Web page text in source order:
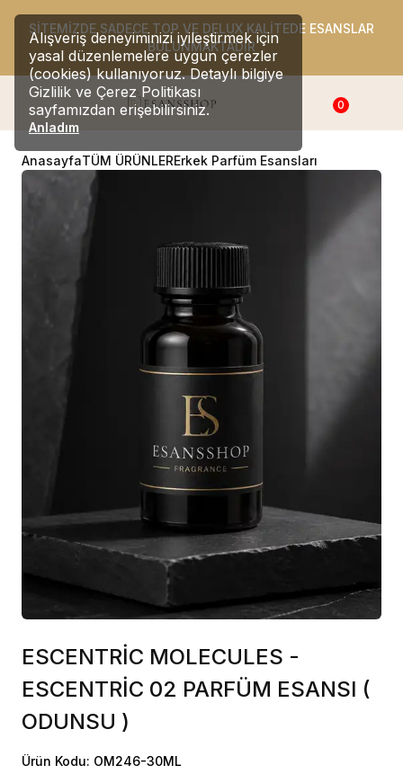
Alışveriş deneyiminizi iyileştirmek için
yasal düzenlemelere uygun çerezler
(cookies) kullanıyoruz. Detaylı bilgiye
Gizlilik ve Çerez Politikası
sayfamızdan erişebilirsiniz.
Anladım
SİTEMİZDE SADECE TOP VE DELUX KALİTEDE ESANSLAR
BULUNMAKTADIR
0
AnasayfaTÜM ÜRÜNLERErkek Parfüm Esansları
ESCENTRİC MOLECULES -
ESCENTRİC 02 PARFÜM ESANSI (
ODUNSU )
Ürün Kodu: OM246-30ML